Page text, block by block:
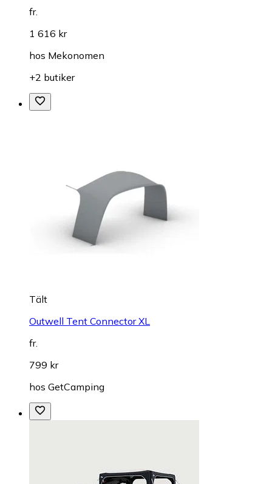
fr.
1 616 kr
hos Mekonomen
+2 butiker
Tält
Outwell Tent Connector XL
fr.
799 kr
hos GetCamping